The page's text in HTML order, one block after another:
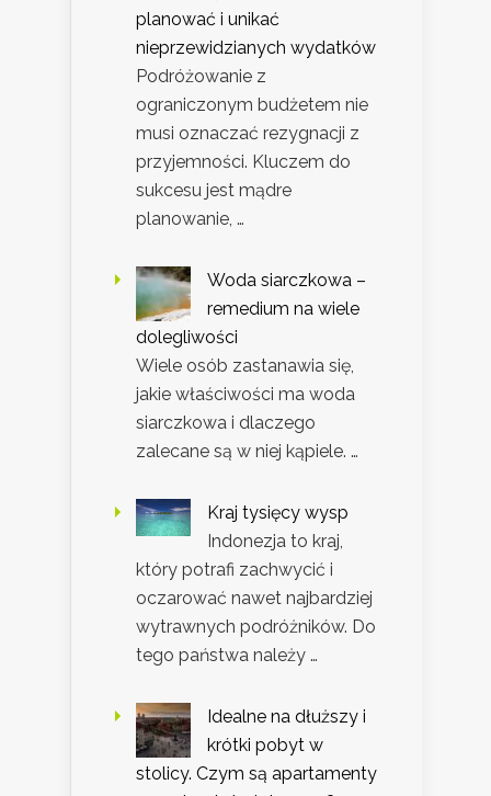
planować i unikać
nieprzewidzianych wydatków
Podróżowanie z
ograniczonym budżetem nie
musi oznaczać rezygnacji z
przyjemności. Kluczem do
sukcesu jest mądre
planowanie, …
Woda siarczkowa –
remedium na wiele
dolegliwości
Wiele osób zastanawia się,
jakie właściwości ma woda
siarczkowa i dlaczego
zalecane są w niej kąpiele. …
Kraj tysięcy wysp
Indonezja to kraj,
który potrafi zachwycić i
oczarować nawet najbardziej
wytrawnych podróżników. Do
tego państwa należy …
Idealne na dłuższy i
krótki pobyt w
stolicy. Czym są apartamenty